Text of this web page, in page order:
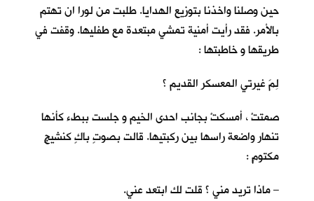
حين وصلنا واخذنا بتوزيع الهدايا. طلبت من لورا ان تهتم
بالأمر. فقد رأيت أمنية تمشي مبتعدة مع طفليها. وقفت في
طريقها و خاطبتها :
لِمَ غيرتي المعسكر القديم ؟
صمتتْ ، أمسكتْ بجانب احدى الخيم و جلست ببطء كأنها
تنهار واضعة راسها بين ركبتيها. قالت بصوتٍ باكٍ كنشيجٍ
مكتومٍ :
– ماذا تريد مني ؟ قلت لك ابتعد عني.